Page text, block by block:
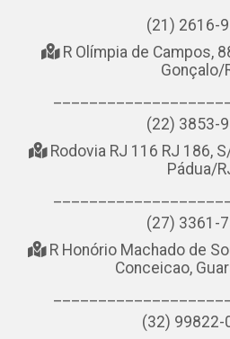
(21) 2616-
R Olímpia de Campos,
Gonçalo/
(22) 3853-
Rodovia RJ 116 RJ 186,
Pádua/
(27) 3361-
R Honório Machado de
Conceicao,
(32) 99822-